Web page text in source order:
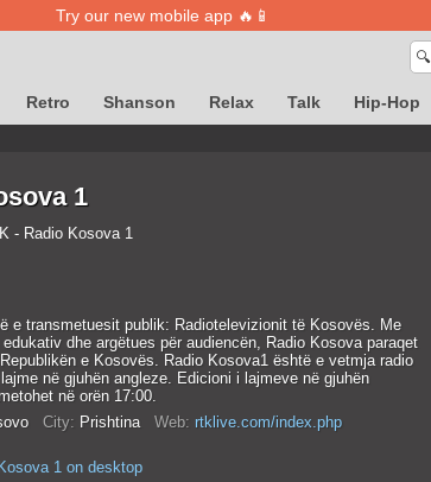
Try our new mobile app 🔥📱
🔍
Retro Shanson Relax Talk Hip-Hop
1
- Radio Kosova 1
e transmetuesit publik: Radiotelevizionit të Kosovës. Me
dhe argëtues për audiencën, Radio Kosova paraqet
e Kosovës. Radio Kosova1 është e vetmja radio
në gjuhën angleze. Edicioni i lajmeve në gjuhën
në orën 17:00.
City: Prishtina Web: rtklive.com/index.php
1 on desktop